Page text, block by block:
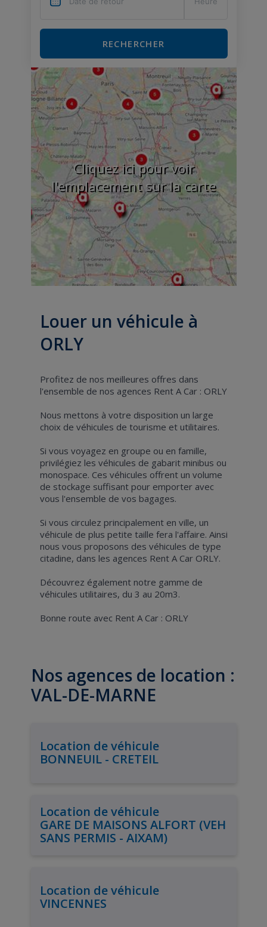
RECHERCHER
Cliquez ici pour voir
l'emplacement sur la carte
Louer un véhicule à
ORLY
Profitez de nos meilleures offres dans
l'ensemble de nos agences Rent A Car : ORLY
Nous mettons à votre disposition un large
choix de véhicules de tourisme et utilitaires.
Si vous voyagez en groupe ou en famille,
privilégiez les véhicules de gabarit minibus ou
monospace. Ces véhicules offrent un volume
de stockage suffisant pour emporter avec
vous l'ensemble de vos bagages.
Si vous circulez principalement en ville, un
véhicule de plus petite taille fera l'affaire. Ainsi
nous vous proposons des véhicules de type
citadine, dans les agences Rent A Car ORLY.
Découvrez également notre gamme de
véhicules utilitaires, du 3 au 20m3.
Bonne route avec Rent A Car : ORLY
Nos agences de location :
VAL-DE-MARNE
Location de véhicule
BONNEUIL - CRETEIL
Location de véhicule
GARE DE MAISONS ALFORT (VEH
SANS PERMIS - AIXAM)
Location de véhicule
VINCENNES